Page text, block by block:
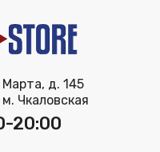
Марта, д. 145
Чкаловская
20:00